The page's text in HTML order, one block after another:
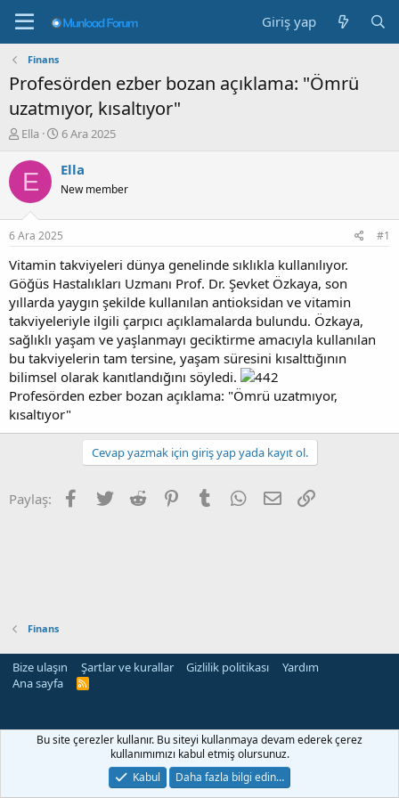
Giriş yap
Finans
Profesörden ezber bozan açıklama: "Ömrü
uzatmıyor, kısaltıyor"
K
n
b
u
u
b
a
ş
l
a
t
a
n
Ella
B
ş
a
g
ı
ç
t
a
r
i
h
i
6 Ara 2025
E Ella
New member
6 Ara 2025 #1
Vitamin takviyeleri dünya genelinde sıklıkla kullanılıyor.
Göğüs Hastalıkları Uzmanı Prof. Dr. Şevket Özkaya, son
yıllarda yaygın şekilde kullanılan antioksidan ve vitamin
takviyeleriyle ilgili çarpıcı açıklamalarda bulundu. Özkaya,
sağlıklı yaşam ve yaşlanmayı geciktirme amacıyla kullanılan
bu takviyelerin tam tersine, yaşam süresini kısalttığının
bilimsel olarak kanıtlandığını söyledi.
Profesörden ezber bozan açıklama: "Ömrü uzatmıyor,
kısaltıyor"
Cevap yazmak için giriş yap yada kayıt ol.
Paylaş: Facebook
Twitter Reddit PinterestTumblr WhatsApp
E-posta
Finans
Bize ulaşın Şartlar ve kurallar Gizlilik politikası
Yardım
Ana sayfa
R
Bu site çerezler kullanır. Bu siteyi kullanmaya devam ederek çerez
kullanımımızı kabul etmiş olursunuz.
Kabul
Daha fazla bilgi edin…